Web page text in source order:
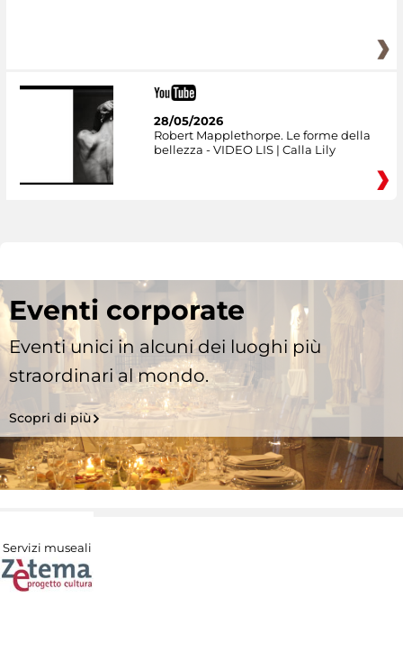
28/05/2026
Robert Mapplethorpe. Le forme della
bellezza - VIDEO LIS | Calla Lily
Eventi corporate
Eventi unici in alcuni dei luoghi più
straordinari al mondo.
Scopri di più
Servizi museali